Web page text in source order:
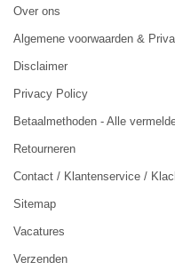
Over ons
Algemene voorwaarden &
Disclaimer
Privacy Policy
Betaalmethoden - Alle
Retourneren
Contact / Klantenservice /
Sitemap
Vacatures
Verzenden